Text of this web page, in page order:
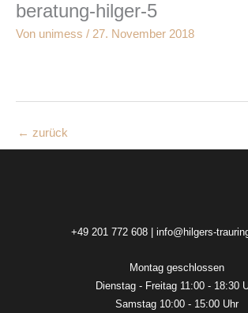
Zumberatung-hilger-5
Von unimess / 27. November 2018
← zurück
+49 201 772 608 | info@hilgers-
Montag geschlossen
Dienstag - Freitag 11:00 - 18:30
Samstag 10:00 - 15:00 Uhr